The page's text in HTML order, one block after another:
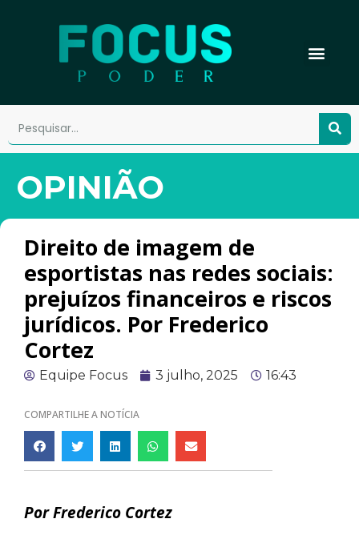
OPINIÃO
Direito de imagem de
esportistas nas redes sociais:
prejuízos financeiros e riscos
jurídicos. Por Frederico
Cortez
Equipe Focus 3 julho, 2025 16:43
COMPARTILHE A NOTÍCIA
Por Frederico Cortez